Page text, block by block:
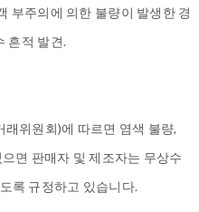
부주의에 의한 불량이 발생한 경
흔적 발견.
위원회)에 따르면 염색 불량,
면 판매자 및 제조자는 무상수
록 규정하고 있습니다.